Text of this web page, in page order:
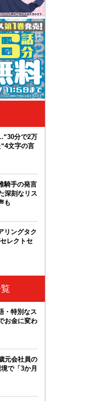
分で2万
文字の言
騎手の発言
深刻なリス
も
リングタク
レクトセ
・特別なス
お金に変わ
元会社員の
で「3か月